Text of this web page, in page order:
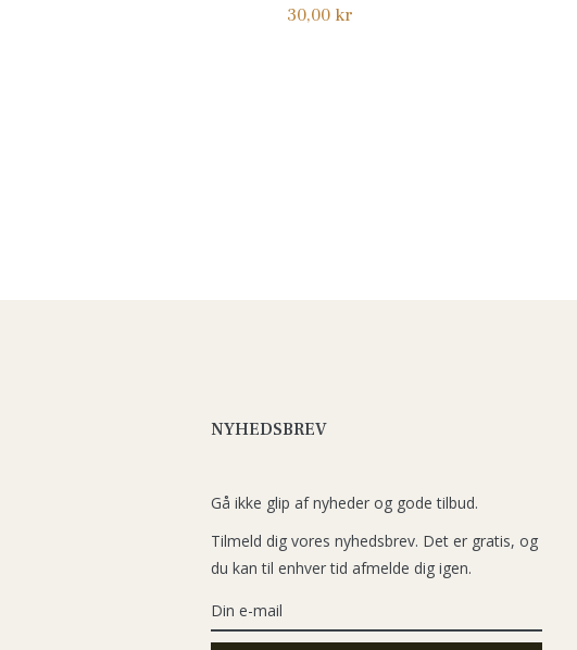
Normalpris
30,00 kr
NYHEDSBREV
Gå ikke glip af nyheder og gode tilbud.
Tilmeld dig vores nyhedsbrev. Det er gratis, og
du kan til enhver tid afmelde dig igen.